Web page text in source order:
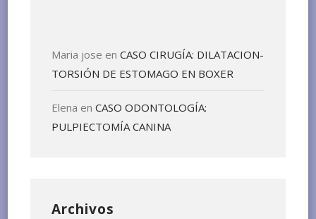
Maria jose enCASO CIRUGÍA: DILATACION-
TORSIÓN DE ESTOMAGO EN BOXER
Elena enCASO ODONTOLOGÍA:
PULPIECTOMÍA CANINA
Archivos